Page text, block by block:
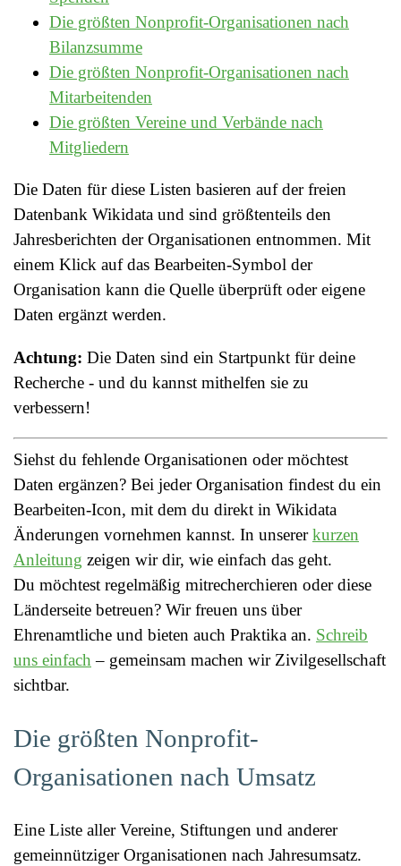
Die größten Nonprofit-Organisationen nach
Bilanzsumme
Die größten Nonprofit-Organisationen nach
Mitarbeitenden
Die größten Vereine und Verbände nach
Mitgliedern
Die Daten für diese Listen basieren auf der freien
Datenbank Wikidata und sind größtenteils den
Jahresberichten der Organisationen entnommen. Mit
einem Klick auf das Bearbeiten-Symbol der
Organisation kann die Quelle überprüft oder eigene
Daten ergänzt werden.
Achtung: Die Daten sind ein Startpunkt für deine
Recherche - und du kannst mithelfen sie zu
verbessern!
Siehst du fehlende Organisationen oder möchtest
Daten ergänzen? Bei jeder Organisation findest du ein
Bearbeiten-Icon, mit dem du direkt in Wikidata
Änderungen vornehmen kannst. In unsererkurzen
Anleitung zeigen wir dir, wie einfach das geht.
Du möchtest regelmäßig mitrecherchieren oder diese
Länderseite betreuen? Wir freuen uns über
Ehrenamtliche und bieten auch Praktika an. Schreib
uns einfach – gemeinsam machen wir Zivilgesellschaft
sichtbar.
Die größten Nonprofit-
Organisationen nach Umsatz
Eine Liste aller Vereine, Stiftungen und anderer
gemeinnütziger Organisationen nach Jahresumsatz.